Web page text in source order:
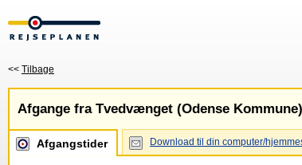
<< Tilbage
Afgange fra Tvedvænget (Odense Kommune)
Afgangstider Download til din computer/